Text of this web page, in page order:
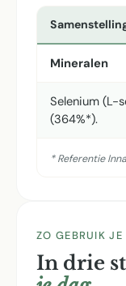
Mineralen
Selenium (L-
(364%*).
* Referentie
ZO GEBRUIK JE
In drie